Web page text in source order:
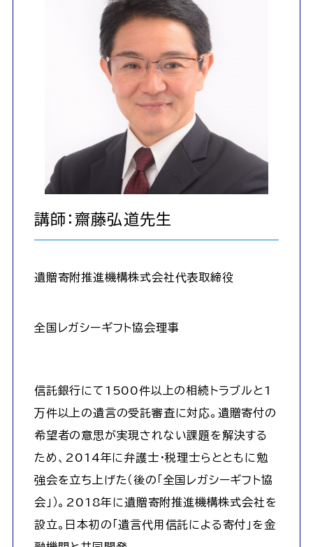
講師：齋藤弘道先生
遺贈寄附推進機構株式会社代表取締役
全国レガシーギフト協会理事
信託銀行にて1500件以上の相続トラブルと1
万件以上の遺言の受託審査に対応。遺贈寄付の
希望者の意思が実現されない課題を解決する
ため、2014年に弁護士・税理士らとともに勉
強会を立ち上げた（後の「全国レガシーギフト協
会」）。2018年に遺贈寄附推進機構株式会社を
設立。日本初の「遺言代用信託による寄付」を金